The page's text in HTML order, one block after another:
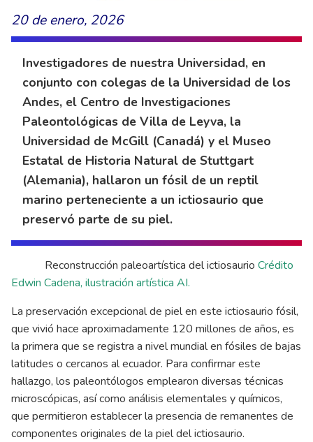
20 de enero, 2026
Investigadores de nuestra Universidad, en
conjunto con colegas de la Universidad de los
Andes, el Centro de Investigaciones
Paleontológicas de Villa de Leyva, la
Universidad de McGill (Canadá) y el Museo
Estatal de Historia Natural de Stuttgart
(Alemania), hallaron un fósil de un reptil
marino perteneciente a un ictiosaurio que
preservó parte de su piel.
Reconstrucción paleoartística del ictiosaurio Crédito
Edwin Cadena, ilustración artística AI.
La preservación excepcional de piel en este ictiosaurio fósil,
que vivió hace aproximadamente 120 millones de años, es
la primera que se registra a nivel mundial en fósiles de bajas
latitudes o cercanos al ecuador. Para confirmar este
hallazgo, los paleontólogos emplearon diversas técnicas
microscópicas, así como análisis elementales y químicos,
que permitieron establecer la presencia de remanentes de
componentes originales de la piel del ictiosaurio.